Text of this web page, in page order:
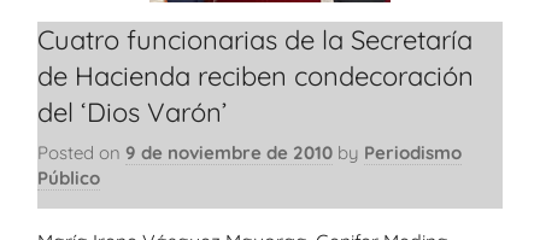
Cuatro funcionarias de la Secretaría
de Hacienda reciben condecoración
del ‘Dios Varón’
Posted on 9 de noviembre de 2010 by Periodismo
Público